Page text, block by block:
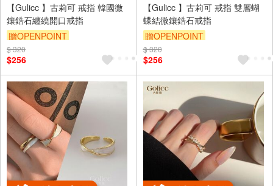
【Gulicc 】古莉可 戒指 韓國微
鑲鋯石纏繞開口戒指
贈OPENPOINT
訂單滿999享9折
$ 320
$256
【Gulicc 】古莉可 戒指 雙層蝴
蝶結微鑲鋯石戒指
贈OPENPOINT
訂單滿999享9折
$ 320
$256